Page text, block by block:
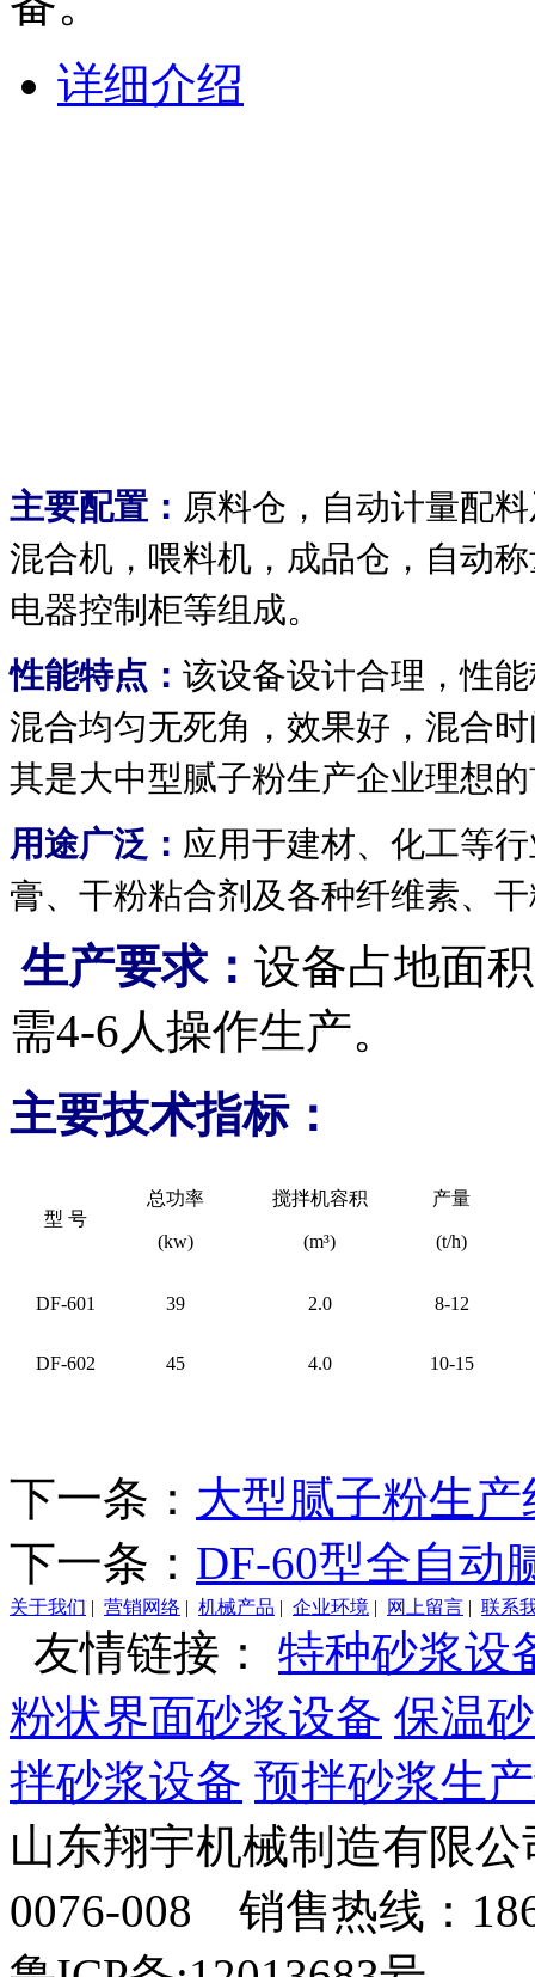
详细介绍
主要配置： 原料仓，自动计量配
混合机，喂料机，成品仓，自动
电器控制柜等组成。
性能特点： 该设备设计合理，性
混合均匀无死角，效果好，混合
其是大中型腻子粉生产企业理想
用途广泛： 应用于建材、化工等
膏、干粉粘合剂及各种纤维素、
生产要求： 设备占地面
需4-6人操作生产。
主要技术指标：
型 号
总功率
(kw)
搅拌机容积
(m³)
产量
(t/h)
DF-601 39 2.0 8-12
DF-602 45 4.0 10-15
下一条： 大型腻子粉生产
下一条： DF-60型全自动
关于我们 | 营销网络 | 机械产品 | 企业环境 | 网上留言 | 联系
友情链接： 特种砂浆设
粉状界面砂浆设备 保温
拌砂浆设备 预拌砂浆生
山东翔宇机械制造有限
0076-008 销售热线：